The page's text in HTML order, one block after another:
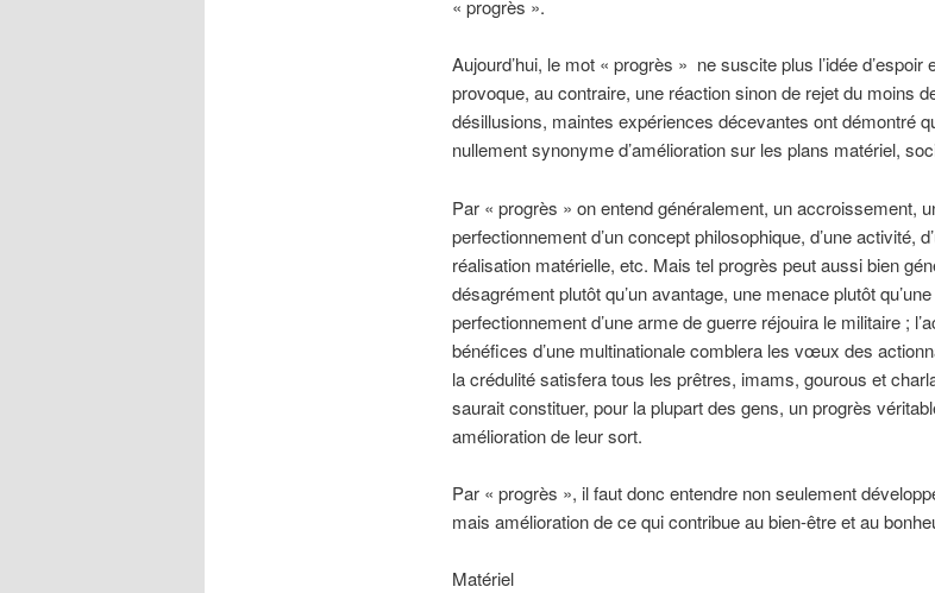
« progrès ».
Aujourd’hui, le mot « progrès » ne suscite plus l’idée d’espoir
provoque, au contraire, une réaction sinon de rejet du moins
désillusions, maintes expériences décevantes ont démontré
nullement synonyme d’amélioration sur les plans matériel,
Par « progrès » on entend généralement, un accroissement,
perfectionnement d’un concept philosophique, d’une activité,
réalisation matérielle, etc. Mais tel progrès peut aussi bien
désagrément plutôt qu’un avantage, une menace plutôt
perfectionnement d’une arme de guerre réjouira le militaire ;
bénéfices d’une multinationale comblera les vœux des
la crédulité satisfera tous les prêtres, imams, gourous et
saurait constituer, pour la plupart des gens, un progrès
amélioration de leur sort.
Par « progrès », il faut donc entendre non seulement
mais amélioration de ce qui contribue au bien-être et au
Matériel